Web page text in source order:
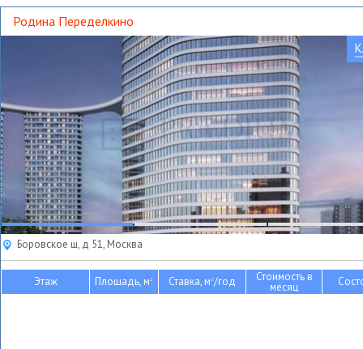
Родина Переделкино
Боровское ш, д 51, Москва
Этаж Площадь, м2 Ставка, м2/год Стоимость в
месяц